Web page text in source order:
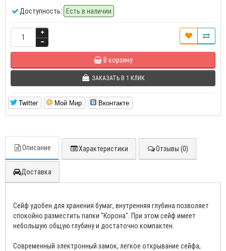
Доступность: Есть в наличии
В корзину
ЗАКАЗАТЬ В 1 КЛИК
Twitter Мой Мир Вконтакте
Описание Характеристики Отзывы (0)
Доставка
Сейф удобен для хранения бумаг, внутренняя глубина позволяет
спокойно разместить папки "Корона". При этом сейф имеет
небольшую общую глубину и достаточно компактен.
Современный электронный замок, легкое открывание сейфа,